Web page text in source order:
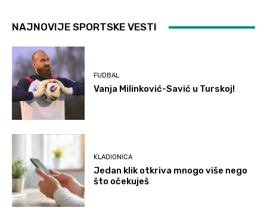
NAJNOVIJE SPORTSKE VESTI
FUDBAL
Vanja Milinković-Savić u Turskoj!
KLADIONICA
Jedan klik otkriva mnogo više nego
što očekuješ